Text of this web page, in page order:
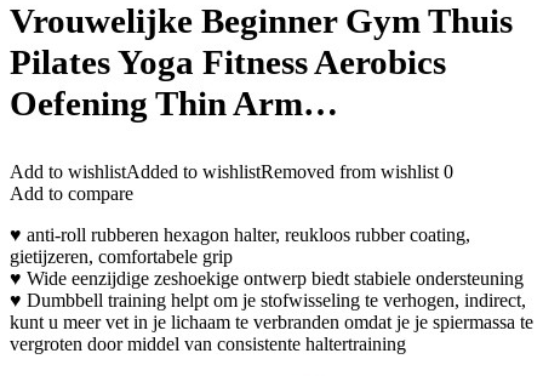
Vrouwelijke Beginner Gym Thuis
Pilates Yoga Fitness Aerobics
Oefening Thin Arm…
Add to wishlistAdded to wishlistRemoved from wishlist 0
Add to compare
♥ anti-roll rubberen hexagon halter, reukloos rubber coating,
gietijzeren, comfortabele grip
♥ Wide eenzijdige zeshoekige ontwerp biedt stabiele ondersteuning
♥ Dumbbell training helpt om je stofwisseling te verhogen, indirect,
kunt u meer vet in je lichaam te verbranden omdat je je spiermassa te
vergroten door middel van consistente haltertraining